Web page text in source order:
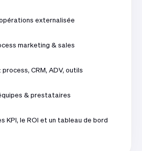
externalisée
marketing & sales
CRM, ADV, outils
& prestataires
KPI, le ROI et un tableau de bord